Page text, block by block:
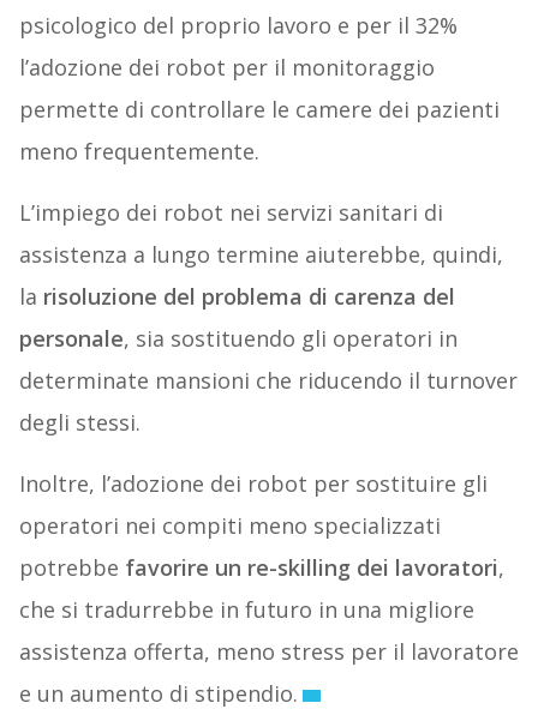
psicologico del proprio lavoro e per il 32%
l’adozione dei robot per il monitoraggio
permette di controllare le camere dei pazienti
meno frequentemente.
L’impiego dei robot nei servizi sanitari di
assistenza a lungo termine aiuterebbe, quindi,
la risoluzione del problema di carenza del
personale, sia sostituendo gli operatori in
determinate mansioni che riducendo il turnover
degli stessi.
Inoltre, l’adozione dei robot per sostituire gli
operatori nei compiti meno specializzati
potrebbe favorire un re-skilling dei lavoratori,
che si tradurrebbe in futuro in una migliore
assistenza offerta, meno stress per il lavoratore
e un aumento di stipendio.